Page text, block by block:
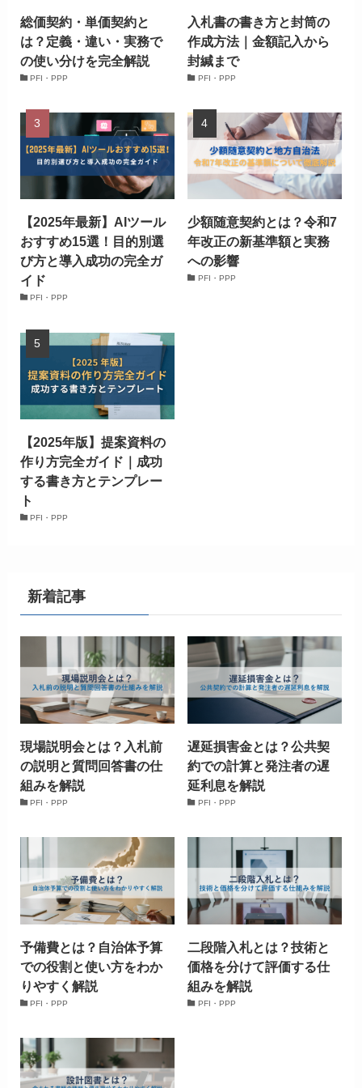
総価契約・単価契約と
は？定義・違い・実務で
の使い分けを完全解説
PFI・PPP
入札書の書き方と封筒の
作成方法｜金額記入から
封緘まで
PFI・PPP
【2025年最新】AIツール
おすすめ15選！目的別選
び方と導入成功の完全ガ
イド
PFI・PPP
少額随意契約とは？令和7
年改正の新基準額と実務
への影響
PFI・PPP
【2025年版】提案資料の
作り方完全ガイド｜成功
する書き方とテンプレー
ト
PFI・PPP
新着記事
現場説明会とは？入札前
の説明と質問回答書の仕
組みを解説
PFI・PPP
遅延損害金とは？公共契
約での計算と発注者の遅
延利息を解説
PFI・PPP
予備費とは？自治体予算
での役割と使い方をわか
りやすく解説
PFI・PPP
二段階入札とは？技術と
価格を分けて評価する仕
組みを解説
PFI・PPP